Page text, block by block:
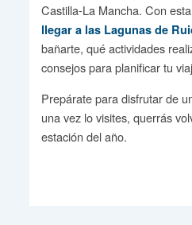
Castilla-La Mancha. Con
llegar a las Lagunas de
bañarte, qué actividades
consejos para planificar tu
Prepárate para disfrutar de
una vez lo visites, querrás
estación del año.